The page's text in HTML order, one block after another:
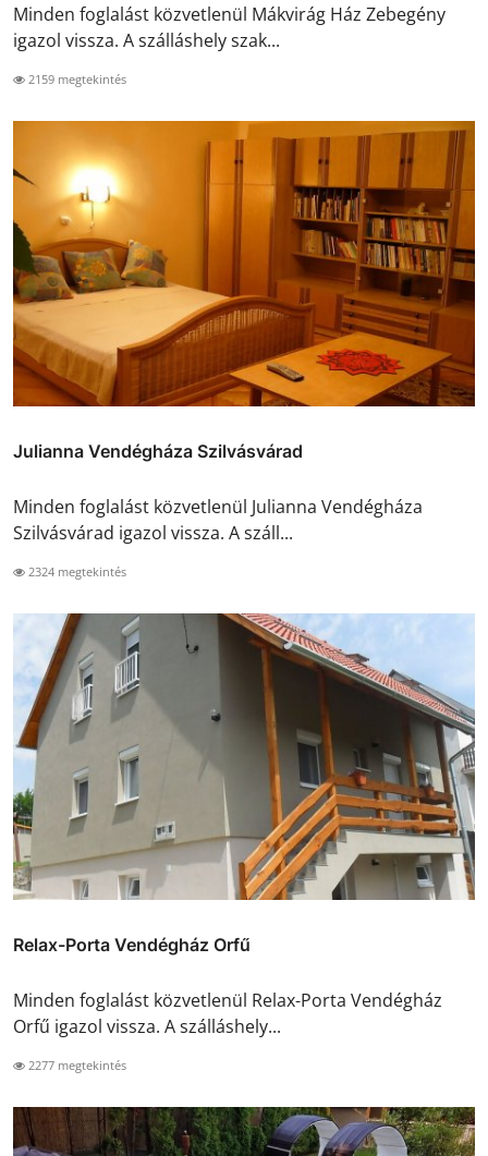
Minden foglalást közvetlenül Mákvirág Ház Zebegény
igazol vissza. A szálláshely szak...
2159 megtekintés
Julianna Vendégháza Szilvásvárad
Minden foglalást közvetlenül Julianna Vendégháza
Szilvásvárad igazol vissza. A száll...
2324 megtekintés
Relax-Porta Vendégház Orfű
Minden foglalást közvetlenül Relax-Porta Vendégház
Orfű igazol vissza. A szálláshely...
2277 megtekintés